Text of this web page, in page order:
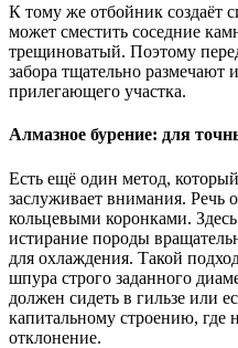
К тому же отбойник создаёт
может сместить соседние
трещиноватый. Поэтому
забора тщательно размечают
прилегающего участка.
Алмазное бурение: для
Есть ещё один метод,
заслуживает внимания. Речь
кольцевыми коронками. Здесь
истирание породы
для охлаждения. Такой
шпура строго заданного
должен сидеть в гильзе или
капитальному строению, где
отклонение.